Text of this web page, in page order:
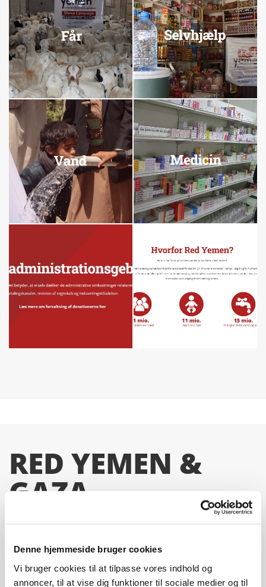
Denne hjemmeside bruger cookies
Vi bruger cookies til at tilpasse vores indhold og
annoncer, til at vise dig funktioner til sociale medier og til
RED YEMEN &
GAZA
Red Yemen er en dansk frivillig nødhjælpsorganisation, der er
godkendt af Indsamlingsnævnet og siden 2019 har arbejdet med at